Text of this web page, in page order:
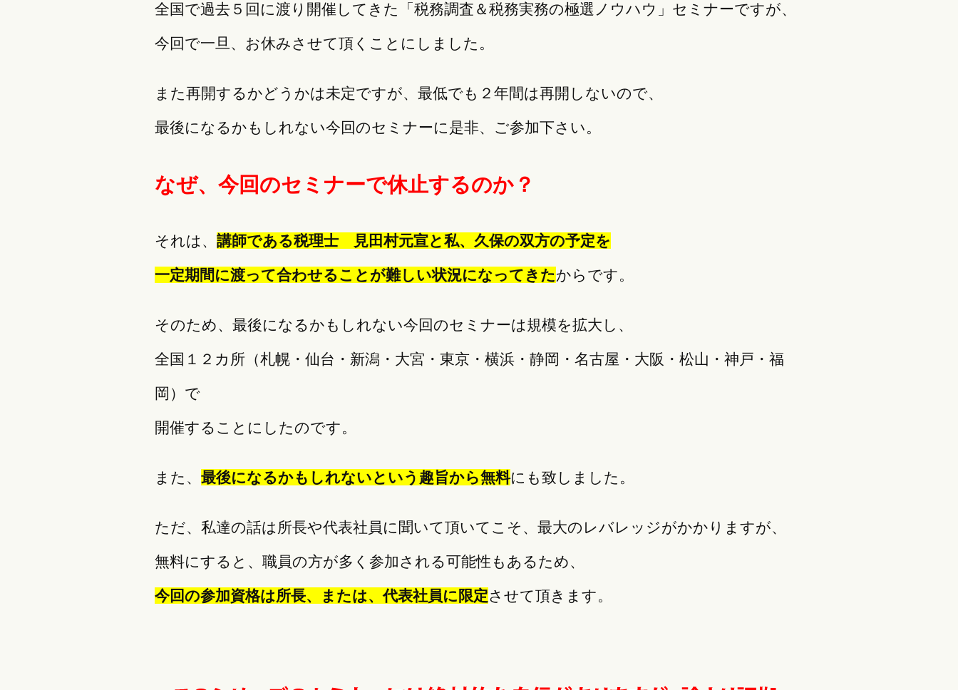
全国で過去５回に渡り開催してきた「税務調査＆税務実務の極選ノウハウ」セミナーですが、
今回で一旦、お休みさせて頂くことにしました。
また再開するかどうかは未定ですが、最低でも２年間は再開しないので、
最後になるかもしれない今回のセミナーに是非、ご参加下さい。
なぜ、今回のセミナーで休止するのか？
それは、 講師である税理士 見田村元宣と私、久保の双方の予定を
一定期間に渡って合わせることが難しい状況になってきたからです。
そのため、最後になるかもしれない今回のセミナーは規模を拡大し、
全国１２カ所（札幌・仙台・新潟・大宮・東京・横浜・静岡・名古屋・大阪・松山・神戸・福
岡）で
開催することにしたのです。
また、 最後になるかもしれないという趣旨から無料にも致しました。
ただ、私達の話は所長や代表社員に聞いて頂いてこそ、最大のレバレッジがかかりますが、
無料にすると、職員の方が多く参加される可能性もあるため、
今回の参加資格は所長、または、代表社員に限定させて頂きます。